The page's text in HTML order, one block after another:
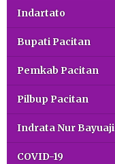
Indartato
Bupati Pacitan
Pemkab Pacitan
Pilbup Pacitan
Indrata Nur Bayuaji
COVID-19